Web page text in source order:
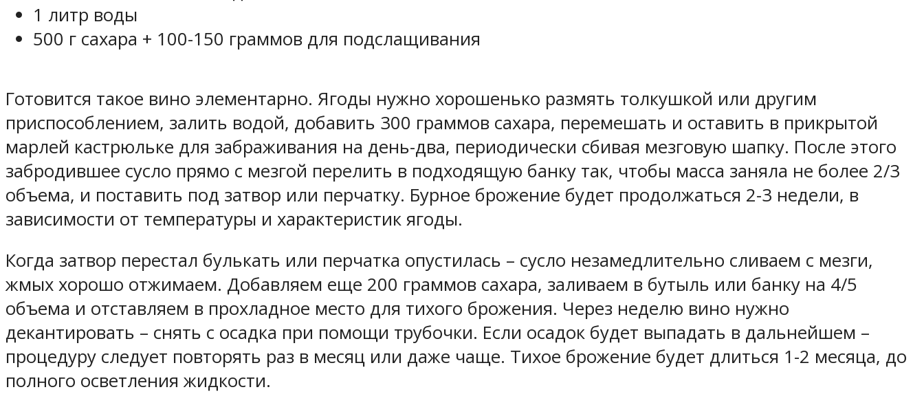
1 литр воды
500 г сахара + 100-150 граммов для подслащивания
Готовится такое вино элементарно. Ягоды нужно хорошенько размять толкушкой или другим
приспособлением, залить водой, добавить 300 граммов сахара, перемешать и оставить в прикрытой
марлей кастрюльке для забраживания на день-два, периодически сбивая мезговую шапку. После этого
забродившее сусло прямо с мезгой перелить в подходящую банку так, чтобы масса заняла не более 2/3
объема, и поставить под затвор или перчатку. Бурное брожение будет продолжаться 2-3 недели, в
зависимости от температуры и характеристик ягоды.
Когда затвор перестал булькать или перчатка опустилась – сусло незамедлительно сливаем с мезги,
жмых хорошо отжимаем. Добавляем еще 200 граммов сахара, заливаем в бутыль или банку на 4/5
объема и отставляем в прохладное место для тихого брожения. Через неделю вино нужно
декантировать – снять с осадка при помощи трубочки. Если осадок будет выпадать в дальнейшем –
процедуру следует повторять раз в месяц или даже чаще. Тихое брожение будет длиться 1-2 месяца, до
полного осветления жидкости.